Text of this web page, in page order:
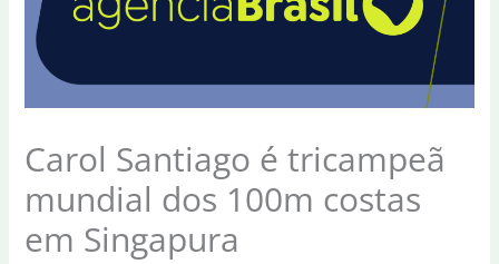
Carol Santiago é tricampeã
mundial dos 100m costas
em Singapura